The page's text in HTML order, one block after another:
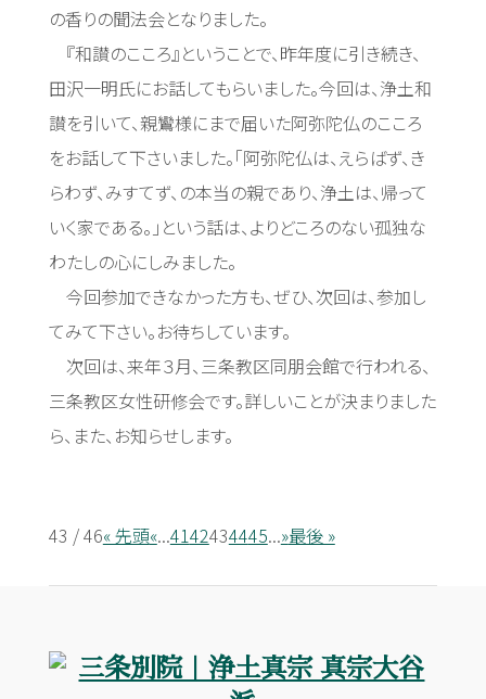
の香りの聞法会となりました。
『和讃のこころ』ということで、昨年度に引き続き、
田沢一明氏にお話してもらいました。今回は、浄土和
讃を引いて、親鸞様にまで届いた阿弥陀仏のこころ
をお話して下さいました。「阿弥陀仏は、えらばず、き
らわず、みすてず、の本当の親であり、浄土は、帰って
いく家である。」という話は、よりどころのない孤独な
わたしの心にしみました。
今回参加できなかった方も、ぜひ、次回は、参加し
てみて下さい。お待ちしています。
次回は、来年３月、三条教区同朋会館で行われる、
三条教区女性研修会です。詳しいことが決まりました
ら、また、お知らせします。
43 / 46« 先頭«...4142434445...»最後 »